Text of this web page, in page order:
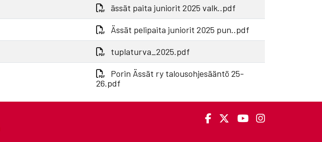
ässät paita juniorit 2025 valk..pdf
Ässät pelipaita juniorit 2025 pun..pdf
tuplaturva_2025.pdf
Porin Ässät ry talousohjesääntö 25-
26.pdf